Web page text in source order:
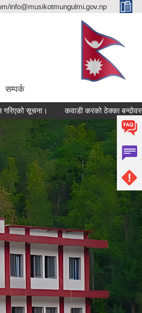
info@musikotmungulmi.gov.np
सम्पर्क
कवाडी करको ठेक्का बन्दोवस्त सम्बन्धी